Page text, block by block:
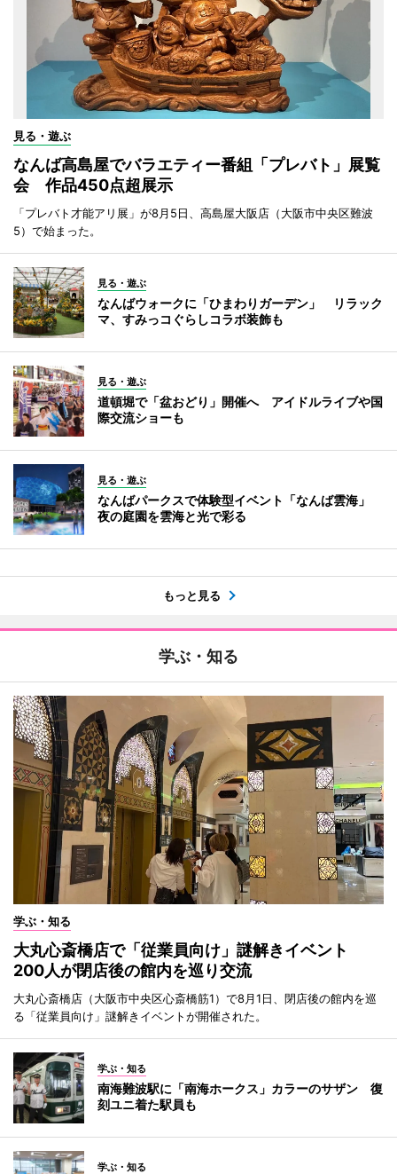
見る・遊ぶ
なんば高島屋でバラエティー番組「プレバト」展覧
会 作品450点超展示
「プレバト才能アリ展」が8月5日、高島屋大阪店（大阪市中央区難波
5）で始まった。
見る・遊ぶ
なんばウォークに「ひまわりガーデン」 リラック
マ、すみっコぐらしコラボ装飾も
見る・遊ぶ
道頓堀で「盆おどり」開催へ アイドルライブや国
際交流ショーも
見る・遊ぶ
なんばパークスで体験型イベント「なんば雲海」
夜の庭園を雲海と光で彩る
もっと見る
学ぶ・知る
学ぶ・知る
大丸心斎橋店で「従業員向け」謎解きイベント
200人が閉店後の館内を巡り交流
大丸心斎橋店（大阪市中央区心斎橋筋1）で8月1日、閉店後の館内を巡
る「従業員向け」謎解きイベントが開催された。
学ぶ・知る
南海難波駅に「南海ホークス」カラーのサザン 復
刻ユニ着た駅員も
学ぶ・知る